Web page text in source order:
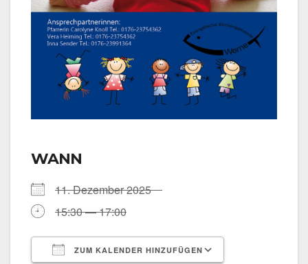
WANN
11. Dezem­ber 2025
15:30 — 17:00
ZUM KALENDER HINZUFÜGEN